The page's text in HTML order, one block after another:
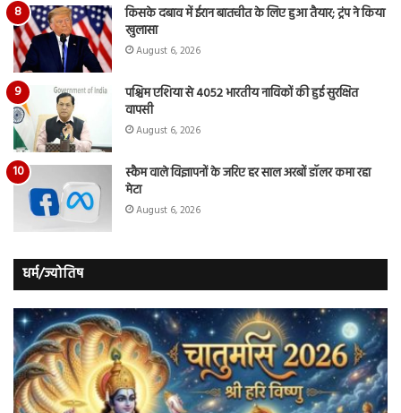
किसके दबाव में ईरान बातचीत के लिए हुआ तैयार; ट्रंप ने किया
खुलासा
August 6, 2026
पश्चिम एशिया से 4052 भारतीय नाविकों की हुई सुरक्षित
वापसी
August 6, 2026
स्कैम वाले विज्ञापनों के जरिए हर साल अरबों डॉलर कमा रहा
मेटा
August 6, 2026
धर्म/ज्योतिष